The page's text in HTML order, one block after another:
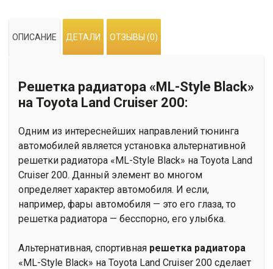
ОПИСАНИЕ ДЕТАЛИ ОТЗЫВЫ (0)
Решетка радиатора «ML-Style Black»
на Toyota Land Cruiser 200:
Одним из интереснейших направлений тюнинга
автомобилей является установка альтернативной
решетки радиатора «ML-Style Black» на Toyota Land
Cruiser 200. Данный элемент во многом
определяет характер автомобиля. И если,
например, фары автомобиля — это его глаза, то
решетка радиатора — бесспорно, его улыбка.
Альтернативная, спортивная решетка радиатора
«ML-Style Black» на Toyota Land Cruiser 200 сделает